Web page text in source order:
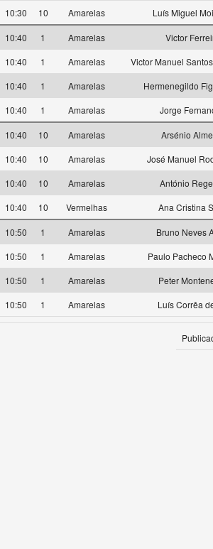
10:30
10 Amarelas Luís Miguel
10:40 1 Amarelas
Victor
10:40
1 Amarelas
Victor Manuel
10:40
1 Amarelas
Hermenegildo
10:40
1 Amarelas Jorge
10:40 10 Amarelas
Arsénio
10:40
10 Amarelas
José Manuel
10:40
10 Amarelas
António
10:40
10 Vermelhas Ana Cristina
10:50 1 Amarelas
Bruno Neves
10:50
1 Amarelas
Paulo Pacheco
10:50
1 Amarelas
Peter
10:50
1 Amarelas Luís Corrêa